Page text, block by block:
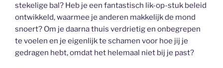
stekelige bal? Heb je een fantastisch lik-op-stuk beleid
ontwikkeld, waarmee je anderen makkelijk de mond
snoert? Om je daarna thuis verdrietig en onbegrepen
te voelen en je eigenlijk te schamen voor hoe jij je
gedragen hebt, omdat het helemaal niet bij je past?